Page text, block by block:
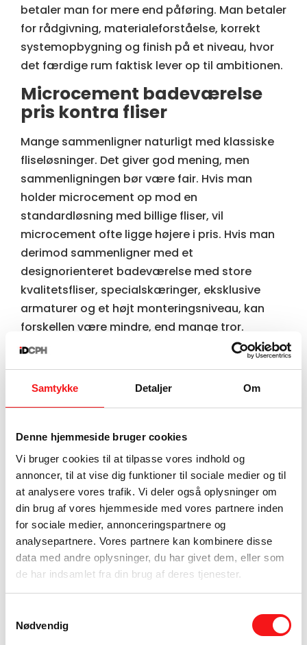
Samtykke Detaljer Om
Denne hjemmeside bruger cookies
Vi bruger cookies til at tilpasse vores indhold og
annoncer, til at vise dig funktioner til sociale medier og til
at analysere vores trafik. Vi deler også oplysninger om
din brug af vores hjemmeside med vores partnere inden
for sociale medier, annonceringspartnere og
analysepartnere. Vores partnere kan kombinere disse
data med andre oplysninger, du har givet dem, eller som
de har indsamlet fra din brug af deres tjenester.
Nødvendig
betaler man for mere end påføring. Man betaler
for rådgivning, materialeforståelse, korrekt
systemopbygning og finish på et niveau, hvor
det færdige rum faktisk lever op til ambitionen.
Microcement badeværelse
pris kontra fliser
Mange sammenligner naturligt med klassiske
fliseløsninger. Det giver god mening, men
sammenligningen bør være fair. Hvis man
holder microcement op mod en
standardløsning med billige fliser, vil
microcement ofte ligge højere i pris. Hvis man
derimod sammenligner med et
designorienteret badeværelse med store
kvalitetsfliser, specialskæringer, eksklusive
armaturer og et højt monteringsniveau, kan
forskellen være mindre, end mange tror.
Microcement vælges sjældent, fordi det
nødvendigvis er billigst. Det vælges, fordi det
giver en anden æstetik. Færre visuelle brud.
Mere ro i rummet. En overflade, der føles
sammenhængende og moderne. For den rette
pointen.
Hvornår kan prisen godt
betale sig?
Det korte svar er, at det afhænger af
ambitionen for rummet. Hvis badeværelset blot
skal være funktionelt til lavest mulig pris, findes
der ofte billigere løsninger. Hvis badeværelset
derimod skal løfte boligens samlede udtryk og
fungere som en integreret del af en mere